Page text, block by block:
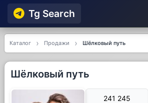
Tg Searсh
Каталог Продажи Шёлковый путь
Шёлковый путь
241 245